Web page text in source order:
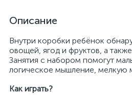
Описание
Внутри коробки ребёнок
овощей, ягод и фруктов, а
Занятия с набором помогут
логическое мышление, мелкую
Как играть?